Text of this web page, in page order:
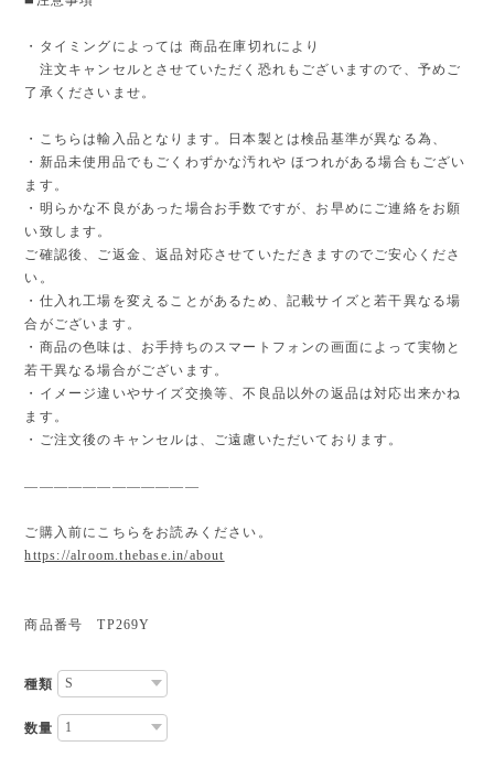
・タイミングによっては 商品在庫切れにより
注文キャンセルとさせていただく恐れもございますので、予めご
了承くださいませ。
・こちらは輸入品となります。日本製とは検品基準が異なる為、
・新品未使用品でもごくわずかな汚れや ほつれがある場合もござい
ます。
・明らかな不良があった場合お手数ですが、お早めにご連絡をお願
い致します。
ご確認後、ご返金、返品対応させていただきますのでご安心くださ
い。
・仕入れ工場を変えることがあるため、記載サイズと若干異なる場
合がございます。
・商品の色味は、お手持ちのスマートフォンの画面によって実物と
若干異なる場合がございます。
・イメージ違いやサイズ交換等、不良品以外の返品は対応出来かね
ます。
・ご注文後のキャンセルは、ご遠慮いただいております。
————————————
ご購入前にこちらをお読みください。
https://alroom.thebase.in/about
商品番号 TP269Y
種類
数量